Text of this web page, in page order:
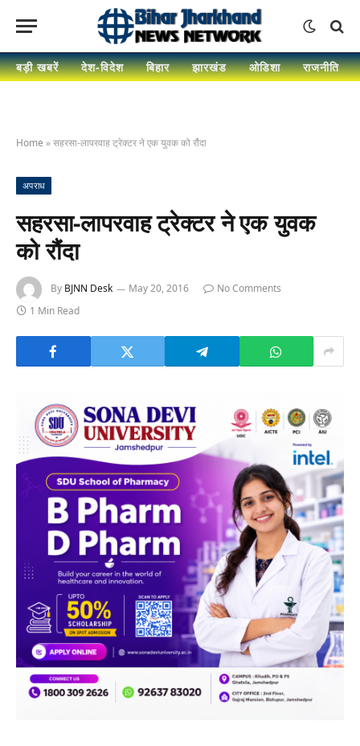
बड़ी खबरें देश-विदेश बिहार झारखंड ओडिशा राजनीति
Home »सहरसा-लापरवाह ट्रेक्टर ने एक युवक को रौंदा
अपराध
सहरसा-लापरवाह ट्रेक्टर ने एक युवक
को रौंदा
By BJNN Desk May 20, 2016
No Comments
1 Min Read